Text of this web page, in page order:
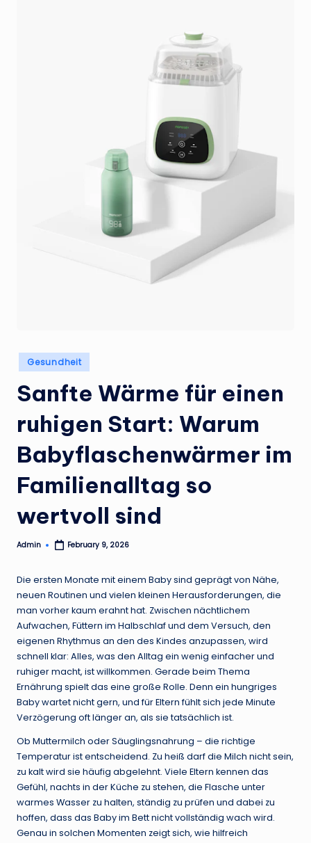
Posted
in
Gesundheit
Sanfte Wärme für einen
ruhigen Start: Warum
Babyflaschenwärmer im
Familienalltag so
wertvoll sind
Posted
Admin February 9, 2026
Die ersten Monate mit einem Baby sind geprägt von Nähe,
neuen Routinen und vielen kleinen Herausforderungen, die
man vorher kaum erahnt hat. Zwischen nächtlichem
Aufwachen, Füttern im Halbschlaf und dem Versuch, den
eigenen Rhythmus an den des Kindes anzupassen, wird
schnell klar: Alles, was den Alltag ein wenig einfacher und
ruhiger macht, ist willkommen. Gerade beim Thema
Ernährung spielt das eine große Rolle. Denn ein hungriges
Baby wartet nicht gern, und für Eltern fühlt sich jede Minute
Verzögerung oft länger an, als sie tatsächlich ist.
Ob Muttermilch oder Säuglingsnahrung – die richtige
Temperatur ist entscheidend. Zu heiß darf die Milch nicht sein,
zu kalt wird sie häufig abgelehnt. Viele Eltern kennen das
Gefühl, nachts in der Küche zu stehen, die Flasche unter
warmes Wasser zu halten, ständig zu prüfen und dabei zu
hoffen, dass das Baby im Bett nicht vollständig wach wird.
Genau in solchen Momenten zeigt sich, wie hilfreich